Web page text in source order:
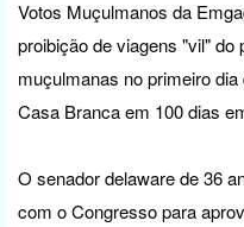
Votos Muçulmanos da
proibição de viagens "vil" do
muçulmanas no primeiro
Casa Branca em 100 dias
O senador delaware de 36
com o Congresso para